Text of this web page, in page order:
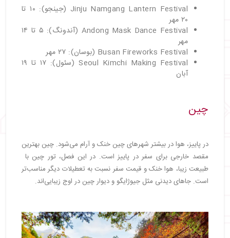
Jinju Namgang Lantern Festival (جینجو): ۱۰ تا
۲۰ مهر
Andong Mask Dance Festival (آندونگ): ۵ تا ۱۴
مهر
Busan Fireworks Festival (بوسان): ۲۷ مهر
Seoul Kimchi Making Festival (سئول): ۱۷ تا ۱۹
آبان
چین
در پاییز، هوا در بیشتر شهرهای چین خنک و آرام می‌شود. چین بهترین
مقصد خارجی برای سفر در پاییز است. در این فصل، تور چین با
طبیعت زیبا، هوا خنک و قیمت سفر نسبت به تعطیلات دیگر مناسب‌تر
است. جاهای دیدنی مثل جیوژایگو و دیوار چین در اوج زیبایی‌اند.